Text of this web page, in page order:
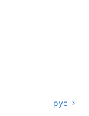
рус